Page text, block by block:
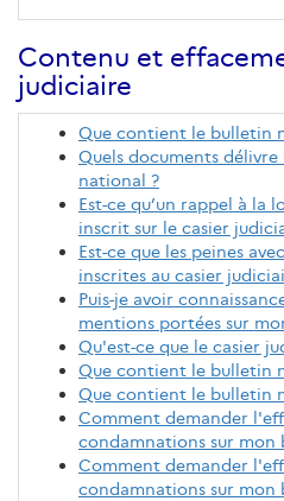
Contenu et
judiciaire
Que contient le bulletin
Quels documents
national ?
Est-ce qu’un rappel à la
inscrit sur le casier
Est-ce que les peines
inscrites au casier
Puis-je avoir
mentions portées sur
Qu'est-ce que le casier
Que contient le bulletin
Que contient le bulletin
Comment demander
condamnations sur mon
Comment demander
condamnations sur mon